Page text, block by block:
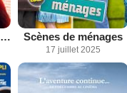
Simone, le voyage du siècle Scènes de ménages
17 juillet 2025